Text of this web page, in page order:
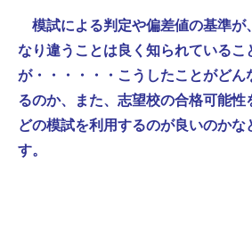
模試による判定や偏差値の基準が
なり違うことは良く知られているこ
が・・・・・・こうしたことがどん
るのか、また、志望校の合格可能性
どの模試を利用するのが良いのかな
す。